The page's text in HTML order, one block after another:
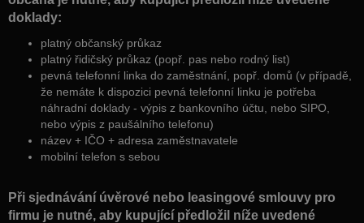
doklady:
platný občanský průkaz
platný řidičský průkaz (popř. pas nebo rodný list)
pevná telefonní linka do zaměstnání, popř. domů (v případě,
že nemáte k dispozici pevná telefonní linku je potřeba
náhradní doklady - výpis z bankovního účtu, nebo SIPO,
nebo výpis z paušálního telefonu)
název + IČO + adresa zaměstnavatele
mobilní telefon s sebou
Při sjednávání úvěrové nebo leasingové smlouvy pro
firmu je nutné, aby kupující předložil níže uvedené